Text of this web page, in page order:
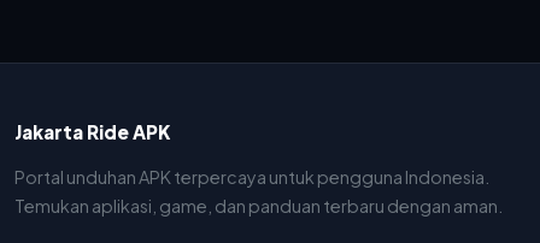
Jakarta Ride APK
Portal unduhan APK terpercaya untuk pengguna Indonesia.
Temukan aplikasi, game, dan panduan terbaru dengan aman.